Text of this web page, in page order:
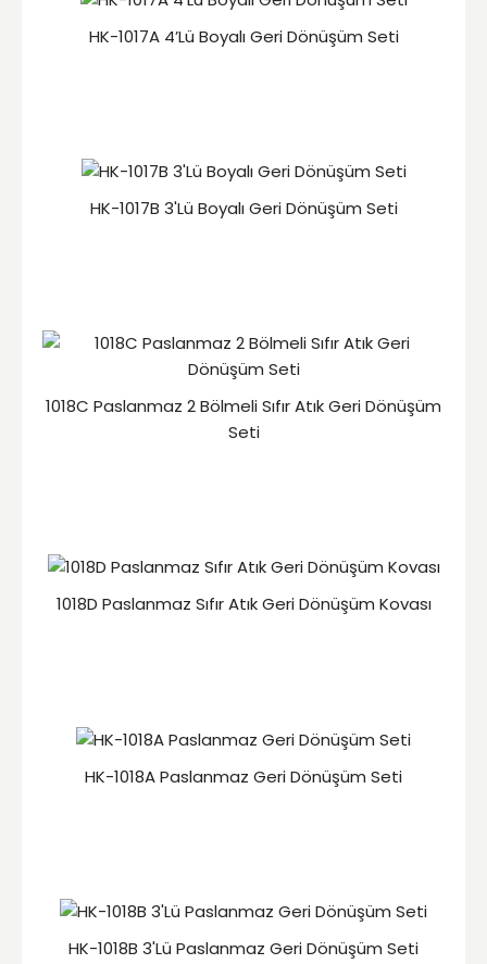
HK-1017A 4’Lü Boyalı Geri Dönüşüm Seti
HK-1017B 3'Lü Boyalı Geri Dönüşüm Seti
1018C Paslanmaz 2 Bölmeli Sıfır Atık Geri Dönüşüm
Seti
1018D Paslanmaz Sıfır Atık Geri Dönüşüm Kovası
HK-1018A Paslanmaz Geri Dönüşüm Seti
HK-1018B 3'Lü Paslanmaz Geri Dönüşüm Seti